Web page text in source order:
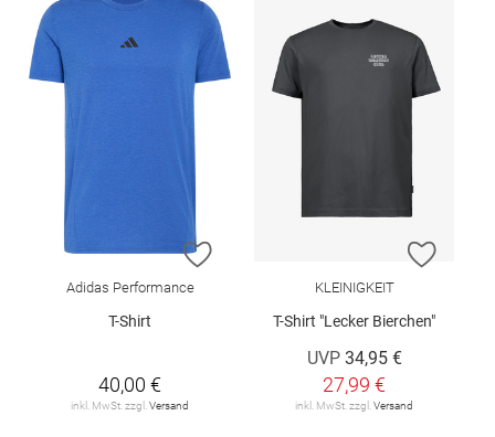
ZUR WUNSCHLISTE HINZUFÜGEN
Adidas Performance
T-Shirt
40,00 €
inkl. MwSt. zzgl. Versand
ZUR
KLEINIGKEIT
T-Shirt "Lecker Bierchen"
UVP 34,95 €
27,99 €
inkl. MwSt. zzgl. Versand